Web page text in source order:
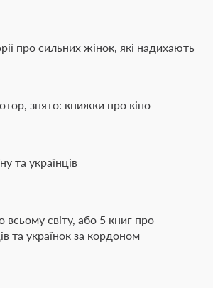
про сильних жінок, які надихають
знято: книжки про кіно
та українців
всьому світу, або 5 книг про
та українок за кордоном